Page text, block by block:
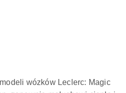
wózków Leclerc: Magic